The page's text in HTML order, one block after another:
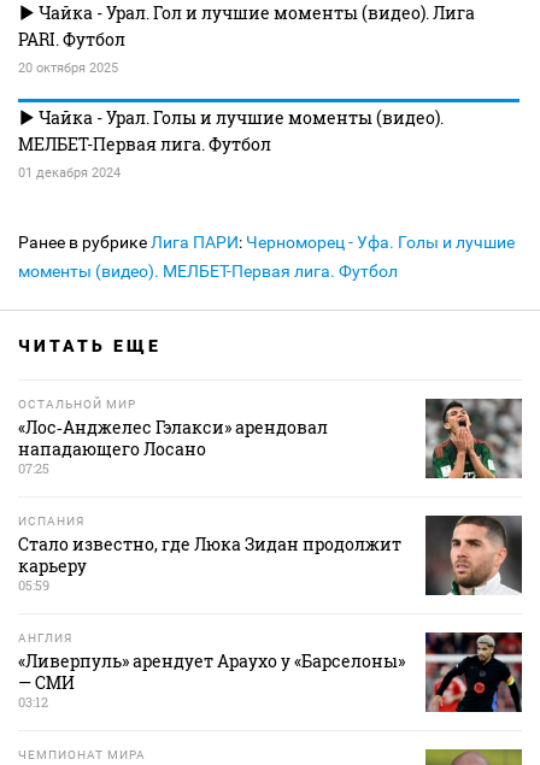
Чайка - Урал. Гол и лучшие моменты (видео). Лига
PARI. Футбол
20 октября 2025
Чайка - Урал. Голы и лучшие моменты (видео).
МЕЛБЕТ-Первая лига. Футбол
01 декабря 2024
Ранее в рубрике Лига ПАРИ: Черноморец - Уфа. Голы и лучшие
моменты (видео). МЕЛБЕТ-Первая лига. Футбол
ЧИТАТЬ ЕЩЕ
ОСТАЛЬНОЙ МИР
«Лос‑Анджелес Гэлакси» арендовал
нападающего Лосано
07:25
ИСПАНИЯ
Стало известно, где Люка Зидан продолжит
карьеру
05:59
АНГЛИЯ
«Ливерпуль» арендует Араухо у «Барселоны»
— СМИ
03:12
ЧЕМПИОНАТ МИРА